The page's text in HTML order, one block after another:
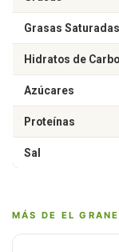
Grasas Saturadas
Hidratos de
Azúcares
Proteínas
Sal
MÁS DE EL